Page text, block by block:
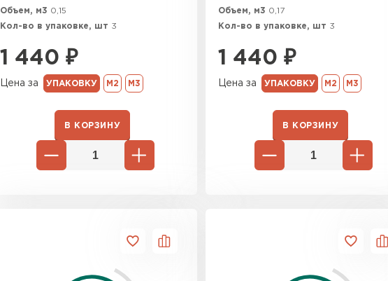
Объем, м3 0,15
Кол-во в упаковке, шт 3
1 440 ₽
Цена за УПАКОВКУ М2 М3
В КОРЗИНУ
Объем, м3 0,17
Кол-во в упаковке, шт 3
1 440 ₽
Цена за УПАКОВКУ М2 М3
В КОРЗИНУ